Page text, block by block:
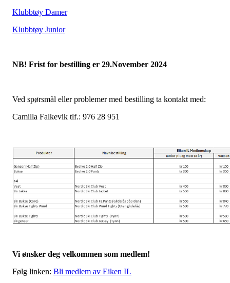
Klubbtøy Damer
Klubbtøy Junior
NB! Frist for bestilling er 29.November 2024
Ved spørsmål eller problemer med bestilling ta kontakt med:
Camilla Falkevik tlf.: 976 28 951
Vi ønsker deg velkommen som medlem!
Følg linken: Bli medlem av Eiken IL